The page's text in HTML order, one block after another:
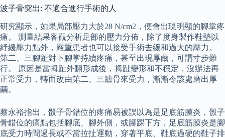
波子骨突出: 不適合進行手術的人
研究顯示，如果局部壓力大於28 N/cm2，便會出現明顯的腳掌疼
痛。 測量結果客觀分析足部的壓力分佈，除了度身製作鞋墊以
紓緩壓力點外，嚴重患者也可以接受手術去緩和過大的壓力。
第二、三腳趾對下腳掌持續疼痛，甚至出現厚繭，可謂寸步難
行。 原因是當拇趾外翻形成後，拇趾變形和不穩定，沒辦法再
正常受力，轉而改由第二、三蹠骨來受力，漸漸令該處磨出厚
繭。
蔡永裕指出，骰子骨錯位的疼痛易被誤以為是足底筋膜炎，骰子
骨錯位的痛點包括腳底、腳外側，或腳踝下方，足底筋膜炎是腳
底受力時間過長或不當拉扯運動，穿著平底、鞋底過硬的鞋子排